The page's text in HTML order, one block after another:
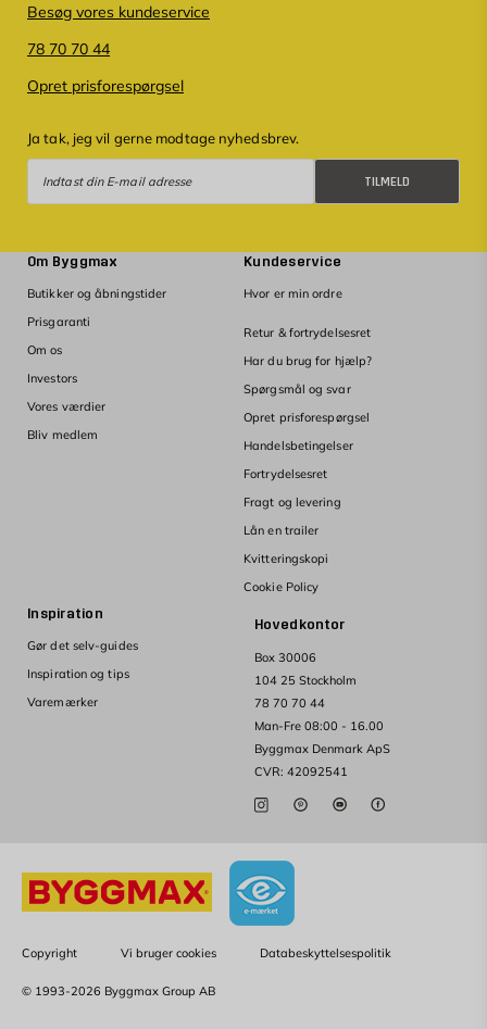
Besøg vores kundeservice
78 70 70 44
Opret prisforespørgsel
Ja tak, jeg vil gerne modtage nyhedsbrev.
TILMELD
Hovedkontor
Box 30006
104 25 Stockholm
78 70 70 44
Man-Fre 08:00 - 16.00
Byggmax Denmark ApS
CVR: 42092541
Om Byggmax
Butikker og åbningstider
Prisgaranti
Om os
Investors
Vores værdier
Bliv medlem
Kundeservice
Hvor er min ordre
Retur & fortrydelsesret
Har du brug for hjælp?
Spørgsmål og svar
Opret prisforespørgsel
Handelsbetingelser
Fortrydelsesret
Fragt og levering
Lån en trailer
Kvitteringskopi
Cookie Policy
Inspiration
Gør det selv-guides
Inspiration og tips
Varemærker
Copyright Vi bruger cookies Databeskyttelsespolitik
© 1993-2026 Byggmax Group AB